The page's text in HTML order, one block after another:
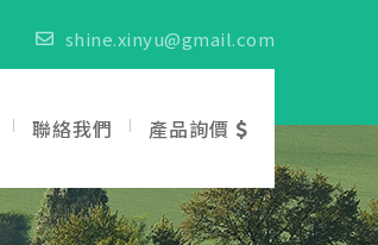
shine.xinyu@gmail.com
聯絡我們 產品詢價